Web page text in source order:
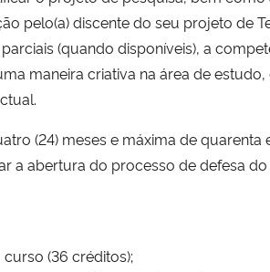
pelo(a) discente do seu projeto de
(quando disponíveis), a
maneira criativa na área de
(24) meses e máxima de
a abertura do processo de defesa
(36 créditos);